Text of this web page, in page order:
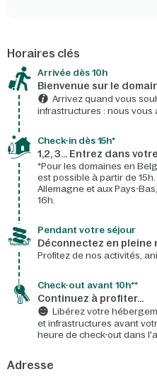
Horaires clés
Arrivée dès 10h​
Bienvenue sur le
Arrivez quand vous
infrastructures : nous
Check-in dès 15h*​
1,2, 3… Entrez dans
*Pour les domaines en
est possible à partir de
Allemagne et aux Pays-
16h.
Pendant votre séjour
Déconnectez en pleine
Profitez de nos activités,
Check-out avant 10h**
Continuez à profiter…
Libérez votre
et infrastructures avant
heure de check-out dans
Adresse